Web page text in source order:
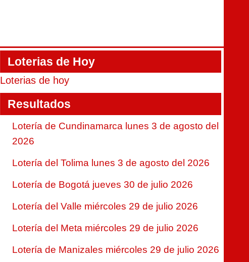
Loterias de Hoy
Loterias de hoy
Resultados
Lotería de Cundinamarca lunes 3 de agosto del
2026
Lotería del Tolima lunes 3 de agosto del 2026
Lotería de Bogotá jueves 30 de julio 2026
Lotería del Valle miércoles 29 de julio 2026
Lotería del Meta miércoles 29 de julio 2026
Lotería de Manizales miércoles 29 de julio 2026